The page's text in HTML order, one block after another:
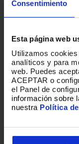
Consentimiento
Esta página web
Utilizamos
analíticos y para
web. Puedes
ACEPTAR o
el Panel de
información sobre
nuestra Política